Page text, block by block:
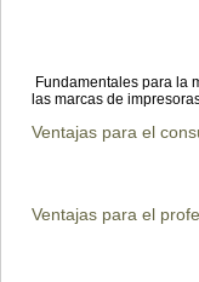
Fundamentales para la
las marcas de
Ventajas para el
Ventajas para el